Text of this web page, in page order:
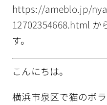
https://ameblo.jp/
12702354668.html か
す。
こんにちは。
横浜市泉区で猫のボ